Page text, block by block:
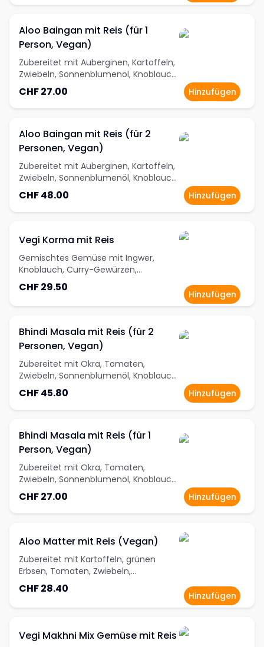
Kurkuma
Aloo Baingan mit Reis (für 1
Person, Vegan)
Zubereitet mit Auberginen, Kartoffeln,
Zwiebeln, Sonnenblumenöl, Knoblauch,
Ingwer, Korianderpulver, Kashmiri Red
Chili-Powder, Garam Masala und
Kurkuma
CHF 27.00 Hinzufügen
Aloo Baingan mit Reis (für 2
Personen, Vegan)
Zubereitet mit Auberginen, Kartoffeln,
Zwiebeln, Sonnenblumenöl, Knoblauch,
Ingwer, Korianderpulver, Kashmiri Red
Chili-Powder, Garam Masala und
Kurkuma
CHF 48.00 Hinzufügen
Vegi Korma mit Reis
Gemischtes Gemüse mit Ingwer,
Knoblauch, Curry-Gewürzen,
Cashewnüssen und Rahm
CHF 29.50
Hinzufügen
Bhindi Masala mit Reis (für 2
Personen, Vegan)
Zubereitet mit Okra, Tomaten,
Zwiebeln, Sonnenblumenöl, Knoblauch,
Ingwer, Limettensaft, Salz,
Korianderpulver, Kashmiri Red-Chili-
Powder, Garam Masala und Kurkuma
CHF 45.80 Hinzufügen
Bhindi Masala mit Reis (für 1
Person, Vegan)
Zubereitet mit Okra, Tomaten,
Zwiebeln, Sonnenblumenöl, Knoblauch,
Ingwer, Limettensaft, Salz,
Korianderpulver, Kashmiri Red-Chili-
Powder, Garam Masala und Kurkuma
CHF 27.00 Hinzufügen
Aloo Matter mit Reis (Vegan)
Zubereitet mit Kartoffeln, grünen
Erbsen, Tomaten, Zwiebeln,
Sonnenblumenöl, Knoblauch, Ingwer,
Korianderpulver, Kasmiri Red-Chilli-
Powder, Garam Masala und Kurkuma
CHF 28.40
Hinzufügen
Vegi Makhni Mix Gemüse mit Reis